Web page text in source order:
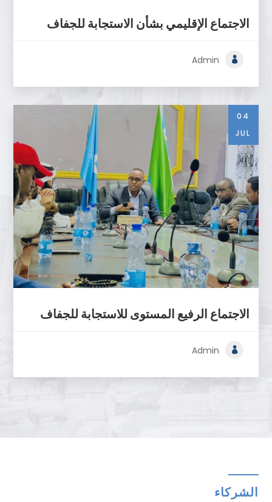
الاجتماع الإقليمي بشأن الاستجابة للجفاف
Admin
الاجتماع الرفيع المستوى للاستجابة للجفاف
Admin
04
JUL
الشركاء